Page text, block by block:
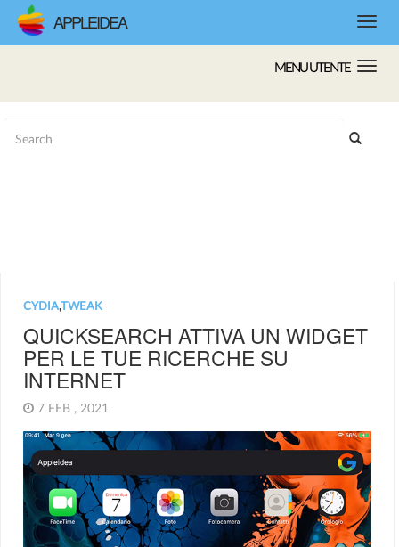
APPLEIDEA
MENU UTENTE
CYDIA,TWEAK
QUICKSEARCH ATTIVA UN WIDGET
PER LE TUE RICERCHE SU
INTERNET
7 FEB , 2021